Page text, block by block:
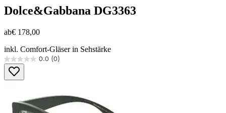
Dolce&Gabbana DG3363
ab€ 178,00
inkl. Comfort-Gläser in Sehstärke
0.0 (0)
0.0
von
5